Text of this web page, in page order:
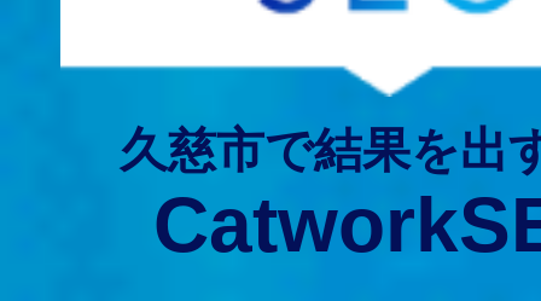
久慈市で結果を出